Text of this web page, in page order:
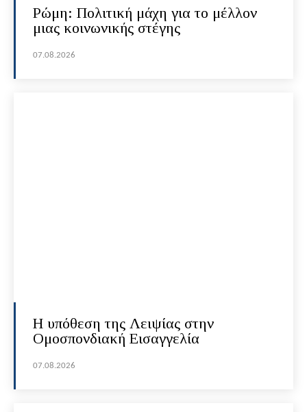
Ρώμη: Πολιτική μάχη για το μέλλον
μιας κοινωνικής στέγης
07.08.2026
Η υπόθεση της Λειψίας στην
Ομοσπονδιακή Εισαγγελία
07.08.2026